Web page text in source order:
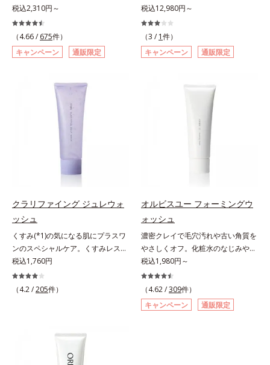
に、シリーズ共通の美容成分(*7)
「GLルートブースター(*9)」を配合
することで、肌のふっくら感や透明
感を叶えます。美白ケアしながら多
リと透明感を。効果的なシナジー設
計で、あなたのエイジングケアを応
援します。*1 メラニンの生成を抑
え、シミ・ソバカスを防ぐ（ウォッ
シュ除く）*2 オルビス内スキンケ
たお手入れのこと*4 うるおいによ
る*5 乾燥、ハリ・ツヤのなさ
ロニセラカエルレア果汁、ノバラエ
キス配合＝うるおいを与えハリと透
明感に満ちた肌へ導く保湿成分*9
メマツヨイグサ抽出液、スイカズラ
エキス配合＝角層のすみずみまで水
分・油分を保ち、ハリ・ツヤを与え
る保湿成分*10 気持ちのことアレ
ルギーテスト済＝全ての方にアレル
絡めとりくすみ(*5)を晴らす高密着
マイルドピーリング(*6)洗顔料。ハ
リも透明感(*7)も結果主義。年齢サ
イン(*8)の因子に着目した肌科学エ
イジングケア(*3)シリーズ。オルビ
よる肌悩み一つ一つを対処するので
はなく、肌で起きていることの根本
原因に着目。加齢とともに現れる年
齢サインについて研究を進めたとこ
ろ、弾力感のない状態である「ハリ
ている状態である「透明感のなさ」
が、大人の肌印象に大きな影響を与
えていることがわかりました。そこ
でオルビスユー ドットシリーズは
美容成分(*9)として「G.D.F.アクテ
ィベーター(*10)」を配合。そし
て、従来から配合している美白(*1)
有効成分「トラネキサム酸」を配合
しました。さらに、シリーズ共通の
美容成分「GLルートブースター
(*11)」を配合することで、肌のふ
上向き(*12)のハリと透明感を。効
果的なシナジー設計で、あなたのエ
イジングケアを応援します。*1 メ
税込2,310円～
（4.66 / 675件）
キャンペーン
通販限定
ングケア(*3)。ハリも透明感(*4)も
結果主義。年齢サイン(*5)の因子に
着目した肌科学エイジングケア(*3)
シリーズ。オルビスユー ドットシ
リーズは、年齢による肌悩み一つ一
ていることの根本原因に着目。加齢
とともに現れる年齢サイン(*5)につ
いて研究を進めたところ、弾力感の
ない状態である「ハリのなさ」や、
くすみ(*6)などが現れている状態で
ある「透明感のなさ」が現れること
で大人の肌印象に大きな影響を与え
ていることが分かりました。そこで
容成分(*7)として「G.D.F.アクティ
ベーター(*8)」を配合。そして、従
来から配合している美白有効成分
「トラネキサム酸」を配合しまし
た。さらに、シリーズ共通の美容成
分(*7)「GLルートブースター(*9)」
を配合することで、肌のふっくら感
や透明感を叶えます。美白ケアしな
がら多角的なエイジングケアが叶う
シリーズに。3ステップで上向き
税込12,980円～
（3 / 1件）
キャンペーン
通販限定
クラリファイング ジュレウォ
ッシュ
くすみ(*1)の気になる肌にプラスワ
ンのスペシャルケア。くすみレスの
輝くような素肌へ。肌表面の余分な
角層を落として、くすみ(*1)レスな
輝くような素肌へ整える(*2)スペシ
したジェルが肌表面の角層をやわら
かくして絡めとり、スクラブがやさ
しく取り去ります。さらに注目した
税込1,760円
（4.2 /205件）
オルビスユー フォーミングウ
ォッシュ
濃密クレイで毛穴汚れや古い角質を
やさしくオフ。化粧水のなじみやす
い肌に。7000種を超える成分から
厳選し、「うるおいの質(*1)」に着
目した初期エイジングケア(*2)シリ
ーズオルビスユーは肌本来のうるお
いやバリア機能にアプローチする初
税込1,980円～
（4.62 /309件）
キャンペーン
通販限定